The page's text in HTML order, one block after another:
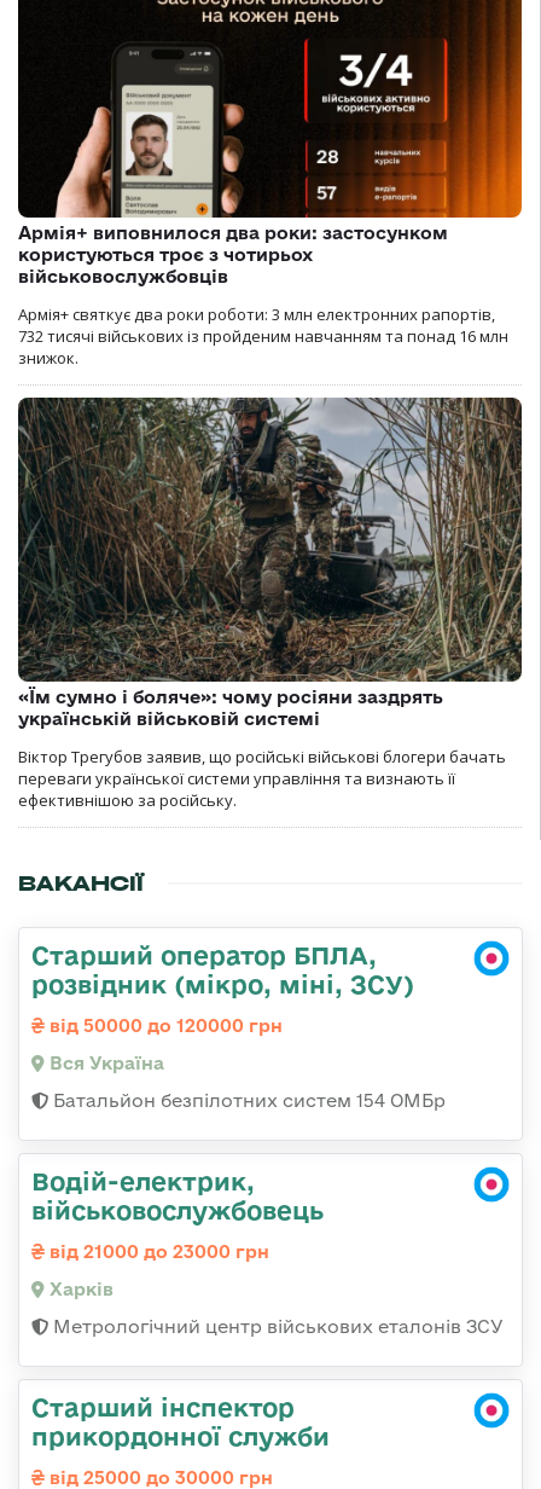
Армія+ виповнилося два роки: застосунком
користуються троє з чотирьох
військовослужбовців
Армія+ святкує два роки роботи: 3 млн електронних рапортів,
732 тисячі військових із пройденим навчанням та понад 16 млн
знижок.
«Їм сумно і боляче»: чому росіяни заздрять
українській військовій системі
Віктор Трегубов заявив, що російські військові блогери бачать
переваги української системи управління та визнають її
ефективнішою за російську.
ВАКАНСІЇ
Старший оператор БПЛА,
розвідник (мікро, міні, ЗСУ)
від 50000 до 120000 грн
Вся Україна
Батальйон безпілотних систем 154 ОМБр
Водій-електрик,
військовослужбовець
від 21000 до 23000 грн
Харків
Метрологічний центр військових еталонів ЗСУ
Старший інспектор
прикордонної служби
від 25000 до 30000 грн